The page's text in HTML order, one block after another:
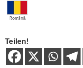
Română
Teilen!